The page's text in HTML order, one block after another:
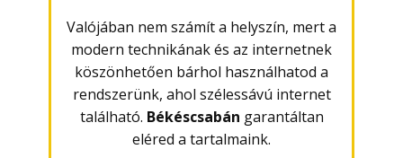
Valójában nem számít a helyszín, mert a
modern technikának és az internetnek
köszönhetően bárhol használhatod a
rendszerünk, ahol szélessávú internet
található. Békéscsabán garantáltan
eléred a tartalmaink.